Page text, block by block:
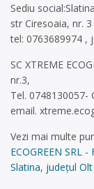
Sediu social:Slatina
str Ciresoaia, nr.
tel: 0763689974 ,
SC XTREME
nr.3,
Tel. 0748130057-
email.
Vezi mai multe
ECOGREEN SRL
Slatina, județul Olt